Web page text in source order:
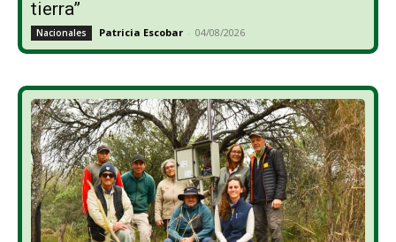
tierra”
Nacionales Patricia Escobar - 04/08/2026